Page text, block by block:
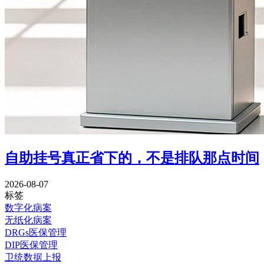
自助挂号真正省下的，不是排队那点时间
2026-08-07
标签
数字化病案
无纸化病案
DRGs医保管理
DIP医保管理
卫统数据上报